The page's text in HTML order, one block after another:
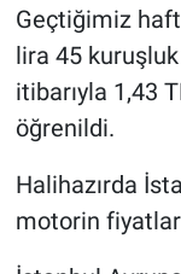
Geçtiğimiz
lira 45 kuruşluk
itibarıyla 1,43
öğrenildi.
Halihazırda
motorin
Ne demişti
Popüler
Programlar